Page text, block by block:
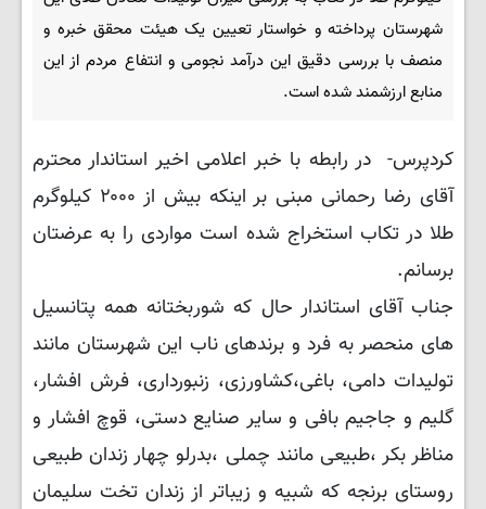
شهرستان پرداخته و خواستار تعیین یک هیئت محقق خبره و
منصف با بررسی دقیق این درآمد نجومی و انتفاع مردم از این
منابع ارزشمند شده است.
کردپرس- در رابطه با خبر اعلامی اخیر استاندار محترم
آقای رضا رحمانی مبنی بر اینکه بیش از ۲۰۰۰ کیلوگرم
طلا در تکاب استخراج شده است مواردی را به عرضتان
برسانم.
جناب آقای استاندار حال که شوربختانه همه پتانسیل
های منحصر به فرد و برندهای ناب این شهرستان مانند
تولیدات دامی، باغی،کشاورزی، زنبورداری، فرش افشار،
گلیم و جاجیم بافی و سایر صنایع دستی، قوچ افشار و
مناظر بکر ،طبیعی مانند چملی ،بدرلو چهار زندان طبیعی
روستای برنجه که شبیه و زیباتر از زندان تخت سلیمان